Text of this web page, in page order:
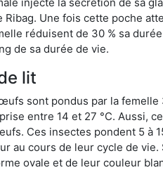
Ribag. Une fois cette poche
réduisent de 30 % sa
de sa durée de vie.
lit
sont pondus par la
entre 14 et 27 °C. Aussi,
Ces insectes pondent 5
au cours de leur cycle de
ovale et de leur couleur